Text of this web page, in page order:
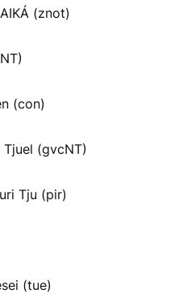
(znot)
(con)
Tjuel (gvcNT)
Tju (pir)
(tue)